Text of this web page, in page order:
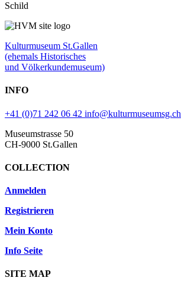
Schild
Kulturmuseum St.Gallen
(ehemals Historisches
und Völkerkundemuseum)
INFO
+41 (0)71 242 06 42 info@kulturmuseumsg.ch
Museumstrasse 50
CH-9000 St.Gallen
COLLECTION
Anmelden
Registrieren
Mein Konto
Info Seite
SITE MAP